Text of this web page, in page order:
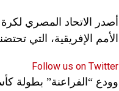
الأمم الإفريقية، التي
Follow us on Twitter
وودع “الفراعنة” بطولة